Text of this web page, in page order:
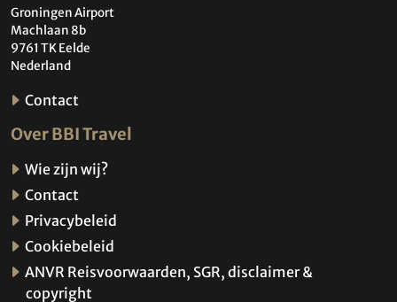
Groningen Airport
Machlaan 8b
9761 TK Eelde
Nederland
Contact
Over BBI Travel
Wie zijn wij?
Contact
Privacybeleid
Cookiebeleid
ANVR Reisvoorwaarden, SGR, disclaimer &
copyright